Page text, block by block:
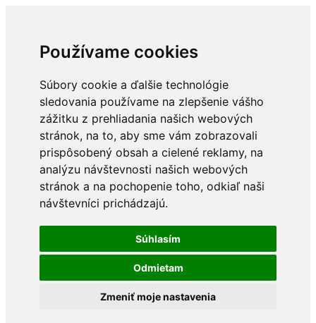
Používame cookies
Súbory cookie a ďalšie technológie
sledovania používame na zlepšenie vášho
zážitku z prehliadania našich webových
stránok, na to, aby sme vám zobrazovali
prispôsobený obsah a cielené reklamy, na
analýzu návštevnosti našich webových
stránok a na pochopenie toho, odkiaľ naši
návštevníci prichádzajú.
Súhlasím
Odmietam
Zmeniť moje nastavenia